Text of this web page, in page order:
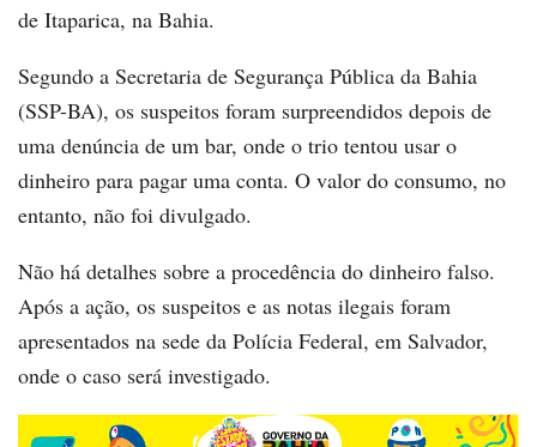
de Itaparica, na Bahia.
Segundo a Secretaria de Segurança Pública da Bahia
(SSP-BA), os suspeitos foram surpreendidos depois de
uma denúncia de um bar, onde o trio tentou usar o
dinheiro para pagar uma conta. O valor do consumo, no
entanto, não foi divulgado.
Não há detalhes sobre a procedência do dinheiro falso.
Após a ação, os suspeitos e as notas ilegais foram
apresentados na sede da Polícia Federal, em Salvador,
onde o caso será investigado.